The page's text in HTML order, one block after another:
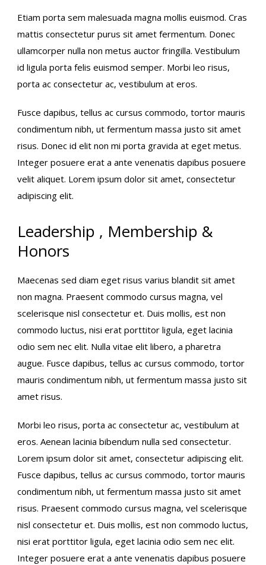
Etiam porta sem malesuada magna mollis euismod. Cras
mattis consectetur purus sit amet fermentum. Donec
ullamcorper nulla non metus auctor fringilla. Vestibulum
id ligula porta felis euismod semper. Morbi leo risus,
porta ac consectetur ac, vestibulum at eros.
Fusce dapibus, tellus ac cursus commodo, tortor mauris
condimentum nibh, ut fermentum massa justo sit amet
risus. Donec id elit non mi porta gravida at eget metus.
Integer posuere erat a ante venenatis dapibus posuere
velit aliquet. Lorem ipsum dolor sit amet, consectetur
adipiscing elit.
Leadership , Membership &
Honors
Maecenas sed diam eget risus varius blandit sit amet
non magna. Praesent commodo cursus magna, vel
scelerisque nisl consectetur et. Duis mollis, est non
commodo luctus, nisi erat porttitor ligula, eget lacinia
odio sem nec elit. Nulla vitae elit libero, a pharetra
augue. Fusce dapibus, tellus ac cursus commodo, tortor
mauris condimentum nibh, ut fermentum massa justo sit
amet risus.
Morbi leo risus, porta ac consectetur ac, vestibulum at
eros. Aenean lacinia bibendum nulla sed consectetur.
Lorem ipsum dolor sit amet, consectetur adipiscing elit.
Fusce dapibus, tellus ac cursus commodo, tortor mauris
condimentum nibh, ut fermentum massa justo sit amet
risus. Praesent commodo cursus magna, vel scelerisque
nisl consectetur et. Duis mollis, est non commodo luctus,
nisi erat porttitor ligula, eget lacinia odio sem nec elit.
Integer posuere erat a ante venenatis dapibus posuere